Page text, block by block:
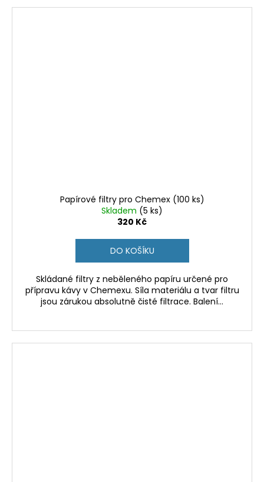
Papírové filtry pro Chemex (100 ks)
Skladem (5 ks)
320 Kč
DO KOŠÍKU
Skládané filtry z neběleného papíru určené pro
přípravu kávy v Chemexu. Síla materiálu a tvar filtru
jsou zárukou absolutně čisté filtrace. Balení...